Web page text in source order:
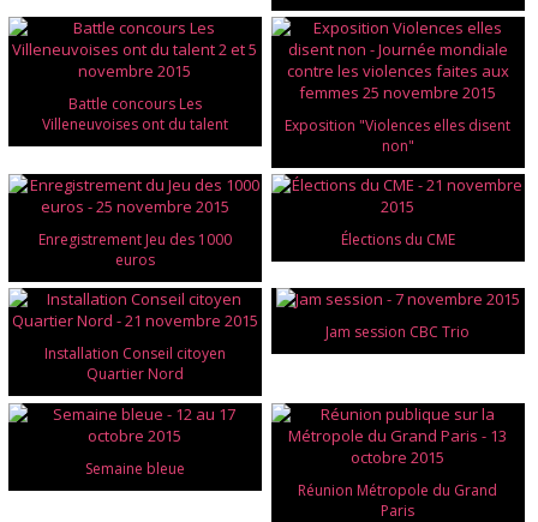
Battle concours Les
Villeneuvoises ont du talent
Exposition "Violences elles disent
non"
Enregistrement Jeu des 1000
euros
Élections du CME
Installation Conseil citoyen
Quartier Nord
Jam session CBC Trio
Semaine bleue
Réunion Métropole du Grand
Paris